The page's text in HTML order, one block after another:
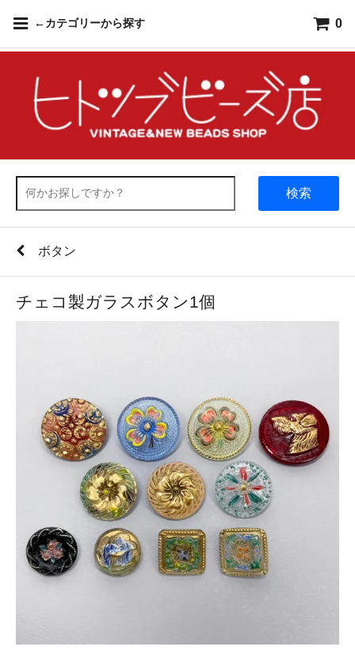
←カテゴリーから探す 0
検索
ボタン
チェコ製ガラスボタン1個